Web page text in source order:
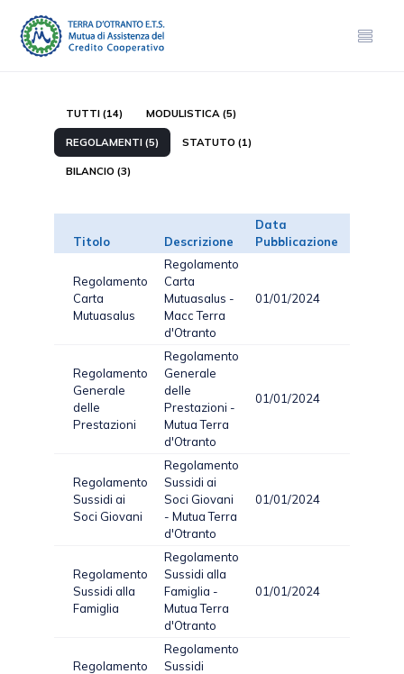
TUTTI (14) MODULISTICA (5)
REGOLAMENTI (5) STATUTO (1)
BILANCIO (3)
Titolo Descrizione
Data
Pubblicazione
Regolamento
Carta
Mutuasalus
Regolamento
Carta
Mutuasalus -
Macc Terra
d'Otranto
01/01/2024
Regolamento
Generale
delle
Prestazioni
Regolamento
Generale
delle
Prestazioni -
Mutua Terra
d'Otranto
01/01/2024
Regolamento
Sussidi ai
Soci Giovani
Regolamento
Sussidi ai
Soci Giovani
- Mutua Terra
d'Otranto
01/01/2024
Regolamento
Sussidi alla
Famiglia
Regolamento
Sussidi alla
Famiglia -
Mutua Terra
d'Otranto
01/01/2024
Regolamento
Regolamento
Sussidi